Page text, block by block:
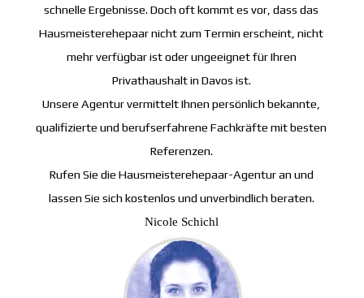
schnelle Ergebnisse. Doch oft kommt es vor, dass das
Hausmeisterehepaar nicht zum Termin erscheint, nicht
mehr verfügbar ist oder ungeeignet für Ihren
Privathaushalt in Davos ist.
Unsere Agentur vermittelt Ihnen persönlich bekannte,
qualifizierte und berufserfahrene Fachkräfte mit besten
Referenzen.
Rufen Sie die Hausmeisterehepaar-Agentur an und
lassen Sie sich kostenlos und unverbindlich beraten.
Nicole Schichl